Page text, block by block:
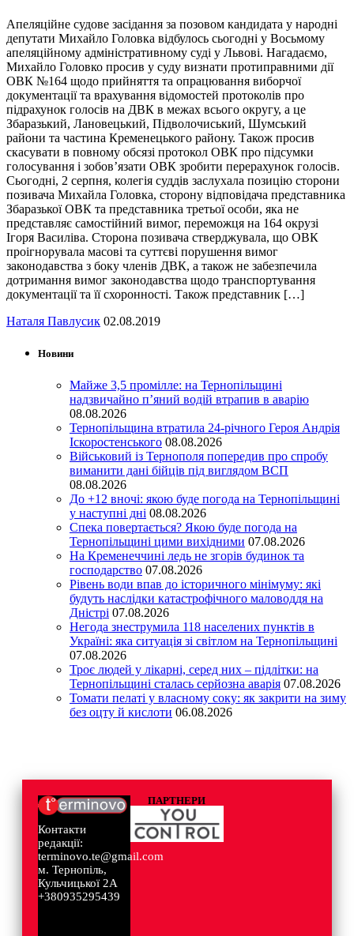
Апеляційне судове засідання за позовом кандидата у народні
депутати Михайло Головка відбулось сьогодні у Восьмому
апеляційному адміністративному суді у Львові. Нагадаємо,
Михайло Головко просив у суду визнати протиправними дії
ОВК №164 щодо прийняття та опрацювання виборчої
документації та врахування відомостей протоколів про
підрахунок голосів на ДВК в межах всього округу, а це
Збаразький, Лановецький, Підволочиський, Шумський
райони та частина Кременецького району. Також просив
скасувати в повному обсязі протокол ОВК про підсумки
голосування і зобов’язати ОВК зробити перерахунок голосів.
Сьогодні, 2 серпня, колегія суддів заслухала позицію сторони
позивача Михайла Головка, сторону відповідача представника
Збаразької ОВК та представника третьої особи, яка не
представляє самостійний вимог, переможця на 164 окрузі
Ігоря Василіва. Сторона позивача стверджувала, що ОВК
проігнорувала масові та суттєві порушення вимог
законодавства з боку членів ДВК, а також не забезпечила
дотримання вимог законодавства щодо транспортування
документації та її схоронності. Також представник […]
Наталя Павлусик 02.08.2019
Новини
Майже 3,5 промілле: на Тернопільщині
надзвичайно п’яний водій втрапив в аварію
08.08.2026
Тернопільщина втратила 24-річного Героя Андрія
Іскоростенського 08.08.2026
Військовий із Тернополя попередив про спробу
виманити дані бійців під виглядом ВСП
08.08.2026
До +12 вночі: якою буде погода на Тернопільщині
у наступні дні 08.08.2026
Спека повертається? Якою буде погода на
Тернопільщині цими вихідними 07.08.2026
На Кременеччині ледь не згорів будинок та
господарство 07.08.2026
Рівень води впав до історичного мінімуму: які
будуть наслідки катастрофічного маловоддя на
Дністрі 07.08.2026
Негода знеструмила 118 населених пунктів в
Україні: яка ситуація зі світлом на Тернопільщині
07.08.2026
Троє людей у лікарні, серед них – підлітки: на
Тернопільщині сталась серйозна аварія 07.08.2026
Томати пелаті у власному соку: як закрити на зиму
без оцту й кислоти 06.08.2026
Контакти
редакції:
terminovo.te@gmail.com
м. Тернопіль,
Кульчицької 2А
+380935295439
ПАРТНЕРИ